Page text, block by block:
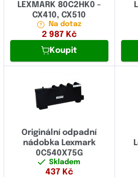
LEXMARK 80C2HK0 -
CX410, CX510
Na dotaz
2 987 Kč
Koupit
Originální odpadní
nádobka Lexmark
0C540X75G
Skladem
437 Kč